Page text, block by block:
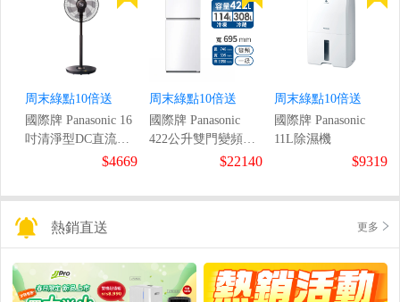
周末綠點10倍送
國際牌 Panasonic 16
吋清淨型DC直流風
$4669
周末綠點10倍送
國際牌 Panasonic
422公升雙門變頻冰
$22140
周末綠點10倍送
國際牌 Panasonic
11L除濕機
$9319
熱銷直送 更多